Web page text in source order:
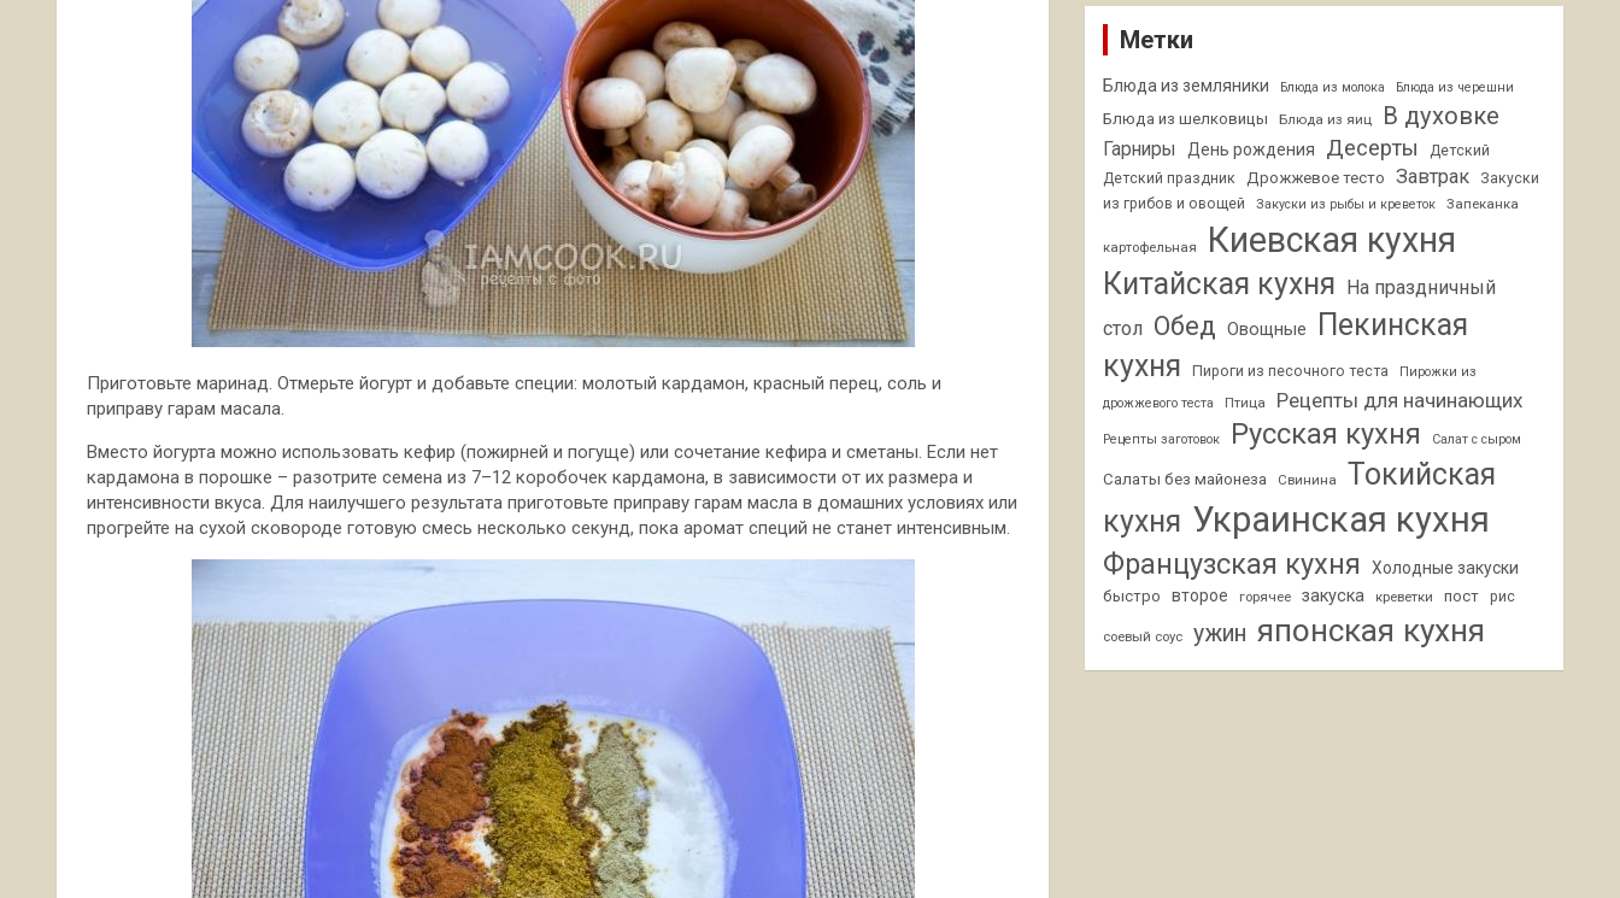
Приготовьте маринад. Отмерьте йогурт и добавьте специи: молотый кардамон, красный перец, соль и
приправу гарам масала.
Вместо йогурта можно использовать кефир (пожирней и погуще) или сочетание кефира и сметаны. Если нет
кардамона в порошке – разотрите семена из 7–12 коробочек кардамона, в зависимости от их размера и
интенсивности вкуса. Для наилучшего результата приготовьте приправу гарам масла в домашних условиях или
прогрейте на сухой сковороде готовую смесь несколько секунд, пока аромат специй не станет интенсивным.
Метки
Блюда из земляники Блюда из молока Блюда из черешни
Блюда из шелковицы Блюда из яиц В духовке
Гарниры День рождения Десерты
Детский
Детский праздник
Дрожжевое тесто Завтрак
Закуски
из грибов и овощей
Закуски из рыбы и креветок Запеканка
картофельная Киевская кухня
Китайская кухня На праздничный
стол Обед Овощные
Пекинская
кухня
Пироги из песочного теста
Пирожки из
дрожжевого теста
Птица Рецепты для начинающих
Рецепты заготовок Русская кухня Салат с сыром
Салаты без майонеза Свинина
Токийская
кухня Украинская кухня
Французская кухня Холодные закуски
быстро второе горячее закуска креветки пост рис
соевый соус ужин японская кухня